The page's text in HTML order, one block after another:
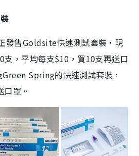
發售Goldsite快速測試套裝，現
，平均每支$10，買10支再送口
Spring的快速測試套裝，
罩。